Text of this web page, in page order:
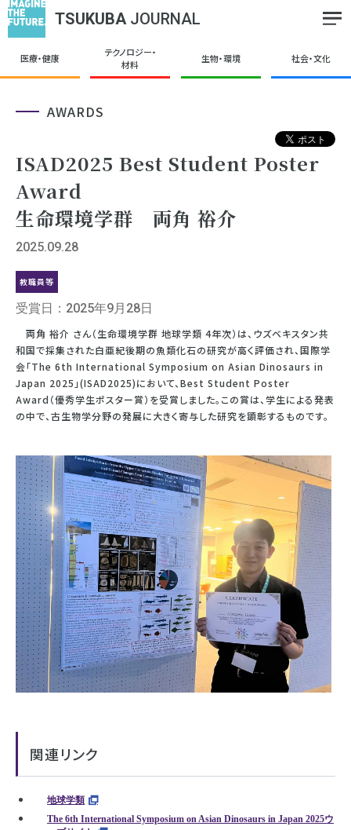
TSUKUBA JOURNAL
医療・健康
テクノロジー・
材料
生物・環境 社会・文化
AWARDS
ISAD2025 Best Student Poster
Award
生命環境学群 両角 裕介
2025.09.28
教職員等
受賞日：2025年9月28日
両角 裕介 さん（生命環境学群 地球学類 4年次）は、ウズベキスタン共
和国で採集された白亜紀後期の魚類化石の研究が高く評価され、国際学
会「The 6th International Symposium on Asian Dinosaurs in
Japan 2025 」(ISAD2025)において、 Best Student Poster
Award （優秀学生ポスター賞）を受賞しました。この賞は、学生による発表
の中で、古生物学分野の発展に大きく寄与した研究を顕彰するものです。
関連リンク
地球学類
The 6th International Symposium on Asian Dinosaurs in Japan 2025ウ